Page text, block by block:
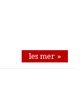
les mer »